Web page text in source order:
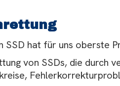
SSD hat für uns oberste
von SSDs, die durch